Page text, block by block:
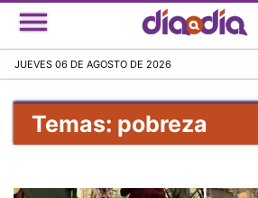
Pasar
al
principal
JUEVES 06 DE AGOSTO DE 2026
Temas: pobreza